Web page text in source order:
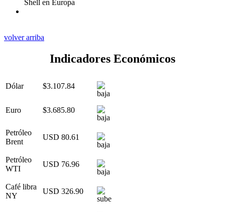
volver arriba
Indicadores Económicos
Dólar $3.107.84
Euro $3.685.80
Petróleo
Brent
USD 80.61
Petróleo
WTI
USD 76.96
Café libra
NY
USD 326.90